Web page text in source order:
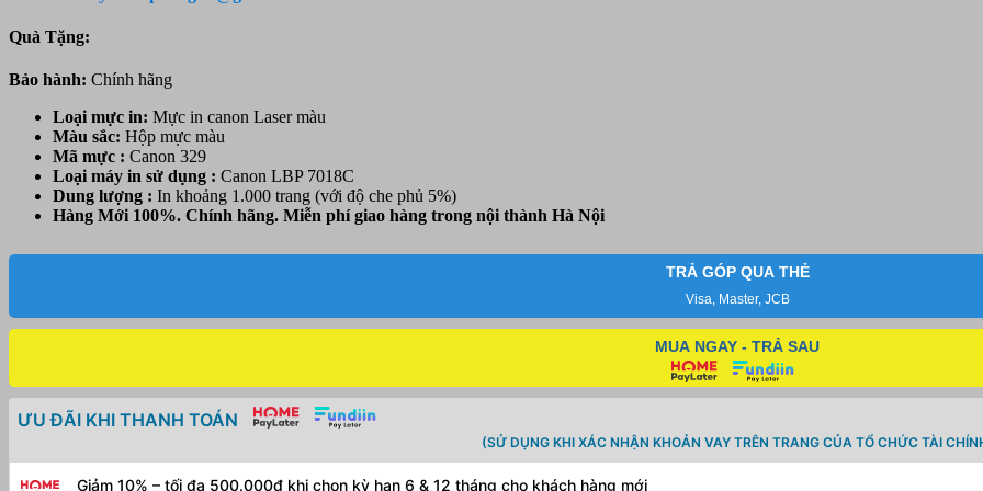
(Magenta)
-
đỏ
Dùng
máy
Canon
7018
lượng
Quà Tặng:
Bảo hành: Chính hãng
Loại mực in: Mực in canon Laser màu
Màu sắc: Hộp mực màu
Mã mực : Canon 329
Loại máy in sử dụng : Canon LBP 7018C
Dung lượng : In khoảng 1.000 trang (với độ che phủ 5%)
Hàng Mới 100%. Chính hãng. Miễn phí giao hàng trong nội thành Hà Nội
TRẢ GÓP QUA THẺ
Visa, Master, JCB
MUA NGAY - TRẢ SAU
ƯU ĐÃI KHI THANH TOÁN
(SỬ DỤNG KHI XÁC NHẬN KHOẢN VAY TRÊN TRANG CỦA TỔ CHỨC TÀI
Giảm 10% – tối đa 500.000đ khi chọn kỳ hạn 6 & 12 tháng cho khách hàng mới